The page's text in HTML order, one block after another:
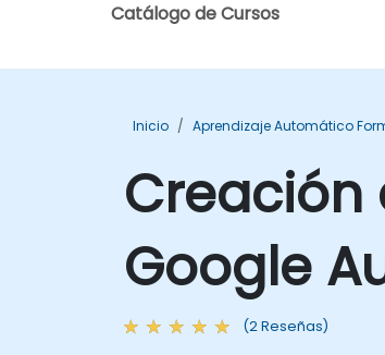
Catálogo de Cursos
Inicio Aprendizaje Automático
Creación
Google
(2 Reseñas)